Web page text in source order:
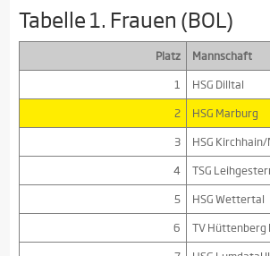
Tabelle 1. Frauen (BOL)
Platz Mannschaft
1
HSG Dilltal
2
HSG Marburg
3
HSG
4
TSG
5
HSG Wettertal
6
TV Hüttenberg